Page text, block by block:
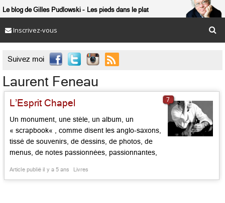
Le blog de Gilles Pudlowski Les pieds dans le plat
Inscrivez-vous
Suivez moi 
Laurent Feneau
L’Esprit Chapel
Un monument, une stèle, un album, un
« scrapbook« , comme disent les anglo-saxons,
tissé de souvenirs, de dessins, de photos, de
menus, de notes passionnées, passionnantes,
autres consacré à un chef au-dessus de la
Article publié il y a 5 ans Livres
7